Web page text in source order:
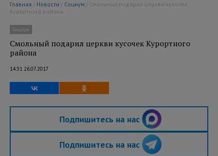
Главная / Новости / Социум
Курортного района
Социум
Смольный подарил церкви кусочек Курортного
района
14:31 26.07.2017
Подпишитесь на нас
Подпишитесь на нас